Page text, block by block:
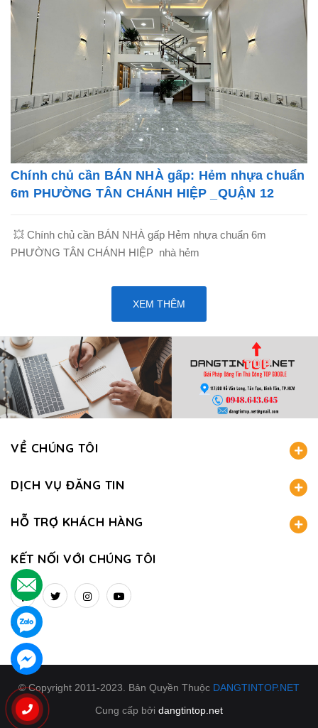
Chính chủ cần BÁN NHÀ gấp: Hẻm nhựa chuẩn
6m PHƯỜNG TÂN CHÁNH HIỆP _QUẬN 12
💥 Chính chủ cần BÁN NHÀ gấp Hẻm nhựa chuẩn 6m
PHƯỜNG TÂN CHÁNH HIỆP nhà hẻm
XEM THÊM
VỀ CHÚNG TÔI
DỊCH VỤ ĐĂNG TIN
HỖ TRỢ KHÁCH HÀNG
KẾT NỐI VỚI CHÚNG TÔI
© Copyright 2011-2023. Bản Quyền Thuộc DANGTINTOP.NET
Cung cấp bởi dangtintop.net
.
.
.